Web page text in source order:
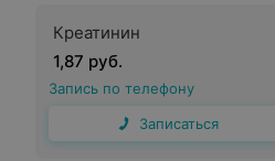
Креатинин
1,87 руб.
Запись по телефону
Записаться